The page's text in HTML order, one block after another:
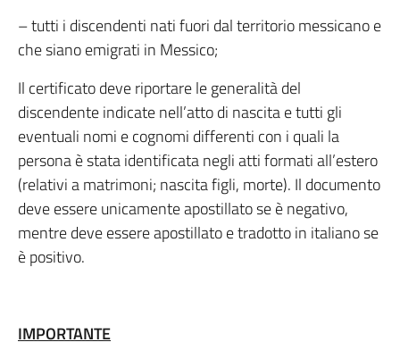
– tutti i discendenti nati fuori dal territorio messicano e
che siano emigrati in Messico;
Il certificato deve riportare le generalità del
discendente indicate nell’atto di nascita e tutti gli
eventuali nomi e cognomi differenti con i quali la
persona è stata identificata negli atti formati all’estero
(relativi a matrimoni; nascita figli, morte). Il documento
deve essere unicamente apostillato se è negativo,
mentre deve essere apostillato e tradotto in italiano se
è positivo.
IMPORTANTE